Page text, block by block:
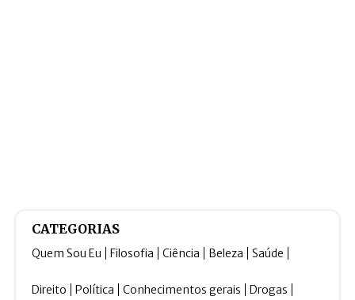
CATEGORIAS
Quem Sou Eu Filosofia Ciência Beleza Saúde
Direito Política Conhecimentos gerais Drogas